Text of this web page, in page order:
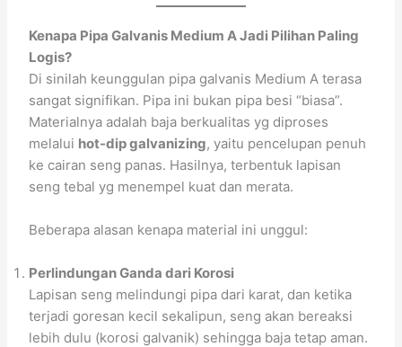
Kenapa Pipa Galvanis Medium A Jadi Pilihan Paling
Logis?
Di sinilah keunggulan pipa galvanis Medium A terasa
sangat signifikan. Pipa ini bukan pipa besi “biasa”.
Materialnya adalah baja berkualitas yg diproses
melalui hot-dip galvanizing, yaitu pencelupan penuh
ke cairan seng panas. Hasilnya, terbentuk lapisan
seng tebal yg menempel kuat dan merata.
Beberapa alasan kenapa material ini unggul:
Perlindungan Ganda dari Korosi
Lapisan seng melindungi pipa dari karat, dan ketika
terjadi goresan kecil sekalipun, seng akan bereaksi
lebih dulu (korosi galvanik) sehingga baja tetap aman.